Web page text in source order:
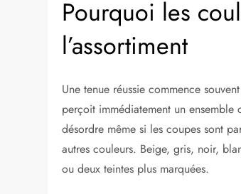
Pourquoi les
l’assortiment
Une tenue réussie commence
perçoit immédiatement un ensemble
désordre même si les coupes sont
autres couleurs. Beige, gris, noir,
ou deux teintes plus marquées.